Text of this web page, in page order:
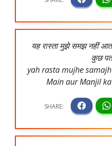
यह रास्ता मुझे समझ नहीं
कुछ
yah rasta mujhe
Main aur Manjil